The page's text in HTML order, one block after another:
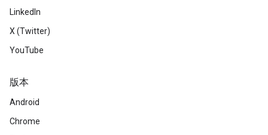
LinkedIn
X (Twitter)
YouTube
版本
Android
Chrome